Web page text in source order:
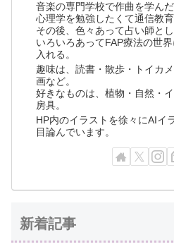
音楽の専門学校で作曲を学ん
心理学を勉強したくて通信教育
その後、色々あって占い師と
いろいろあってFAP療法の世
入れる。
趣味は、読書・散歩・トイカ
画など。
好きなものは、植物・自然・
房具。
HP内のイラストを徐々にAIイ
目論んでいます。
新着記事